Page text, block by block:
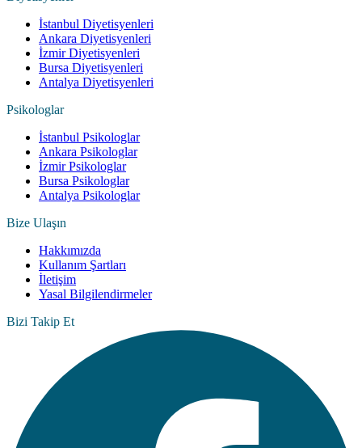
İstanbul Diyetisyenleri
Ankara Diyetisyenleri
İzmir Diyetisyenleri
Bursa Diyetisyenleri
Antalya Diyetisyenleri
Psikologlar
İstanbul Psikologlar
Ankara Psikologlar
İzmir Psikologlar
Bursa Psikologlar
Antalya Psikologlar
Bize Ulaşın
Hakkımızda
Kullanım Şartları
İletişim
Yasal Bilgilendirmeler
Bizi Takip Et